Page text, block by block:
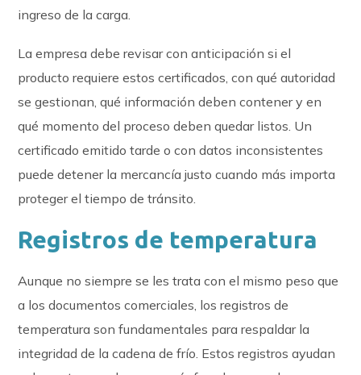
ingreso de la carga.
La empresa debe revisar con anticipación si el
producto requiere estos certificados, con qué autoridad
se gestionan, qué información deben contener y en
qué momento del proceso deben quedar listos. Un
certificado emitido tarde o con datos inconsistentes
puede detener la mercancía justo cuando más importa
proteger el tiempo de tránsito.
Registros de temperatura
Aunque no siempre se les trata con el mismo peso que
a los documentos comerciales, los registros de
temperatura son fundamentales para respaldar la
integridad de la cadena de frío. Estos registros ayudan